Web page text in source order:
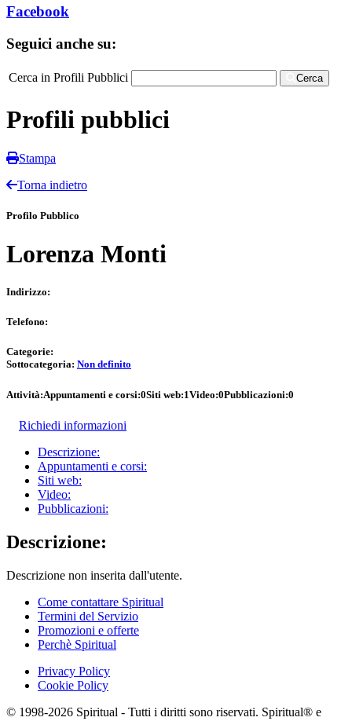
Facebook
Seguici anche su:
Cerca in Profili Pubblici Cerca
Profili pubblici
Stampa
Torna indietro
Profilo Pubblico
Lorenza Monti
Indirizzo:
Telefono:
Categorie:
Sottocategoria: Non definito
Attività:Appuntamenti e corsi:0Siti web:1Video:0Pubblicazioni:0
Richiedi informazioni
Descrizione:
Appuntamenti e corsi:
Siti web:
Video:
Pubblicazioni:
Descrizione:
Descrizione non inserita dall'utente.
Come contattare Spiritual
Termini del Servizio
Promozioni e offerte
Perchè Spiritual
Privacy Policy
Cookie Policy
© 1998-2026 Spiritual - Tutti i diritti sono riservati. Spiritual® e